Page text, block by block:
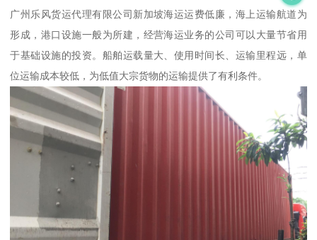
广州乐风货运代理有限公司新加坡海运运费低廉，海上运输航道为
形成，港口设施一般为所建，经营海运业务的公司可以大量节省用
于基础设施的投资。船舶运载量大、使用时间长、运输里程远，单
位运输成本较低，为低值大宗货物的运输提供了有利条件。